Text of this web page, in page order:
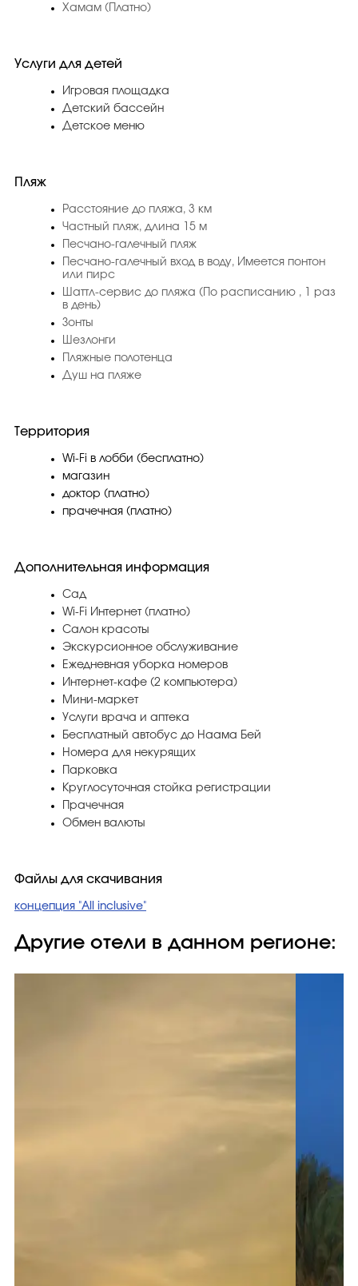
Хамам (Платно)
Услуги для детей
Игровая площадка
Детский бассейн
Детское меню
Пляж
Расстояние до пляжа, 3 км
Частный пляж, длина 15 м
Песчано-галечный пляж
Песчано-галечный вход в воду, Имеется понтон
или пирс
Шаттл-сервис до пляжа (По расписанию , 1 раз
в день)
Зонты
Шезлонги
Пляжные полотенца
Душ на пляже
Территория
Wi-Fi в лобби (бесплатно)
магазин
доктор (платно)
прачечная (платно)
Дополнительная информация
Сад
Wi-Fi Интернет (платно)
Салон красоты
Экскурсионное обслуживание
Ежедневная уборка номеров
Интернет-кафе (2 компьютера)
Мини-маркет
Услуги врача и аптека
Бесплатный автобус до Наама Бей
Номера для некурящих
Парковка
Круглосуточная стойка регистрации
Прачечная
Обмен валюты
Файлы для скачивания
концепция "All inclusive"
Другие отели в данном регионе: